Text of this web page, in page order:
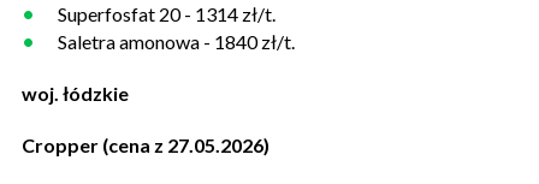
Superfosfat 20 - 1314 zł/t.
Saletra amonowa - 1840 zł/t.
woj. łódzkie
Cropper (cena z 27.05.2026)